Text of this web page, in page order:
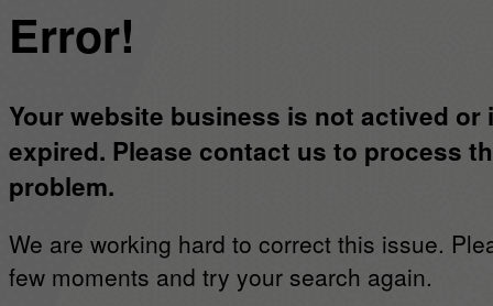
Error!
Your website business is not actived or
expired. Please contact us to process
problem.
We are working hard to correct this issue.
few moments and try your search again.